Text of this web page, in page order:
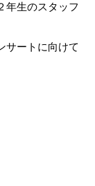
年生のスタッフ
サートに向けて